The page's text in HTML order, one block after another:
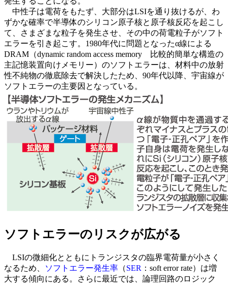
中性子は電荷をもたず、大部分はLSIを通り抜けるが、わ
ずかな確率で半導体のシリコン原子核と原子核反応を起こし
て、さまざまな粒子を発生させ、その中の荷電粒子がソフト
エラーを引き起こす。1980年代に問題となったα線による
DRAM（dynamic random access memory 比較的簡単な構造の
主記憶装置向けメモリー）のソフトエラーは、材料中の放射
性不純物の徹底除去で解決したため、90年代以降、宇宙線が
ソフトエラーの主要因となっている。
ソフトエラーのリスクが広がる
LSIの微細化とともにトランジスタの臨界電荷量が小さく
なるため、
ソフトエラー発生率 （SER ：soft error rate）は増
大する傾向にある。さらに最近では、論理回路のロジック